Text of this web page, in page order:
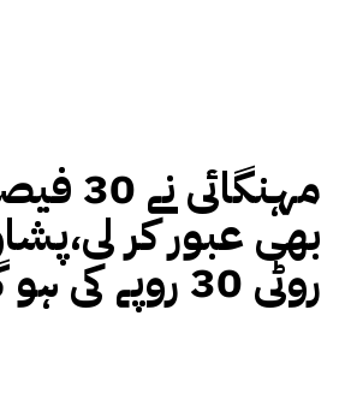
بھی عبور کر
روٹی 30 روپے کی ہو گئی